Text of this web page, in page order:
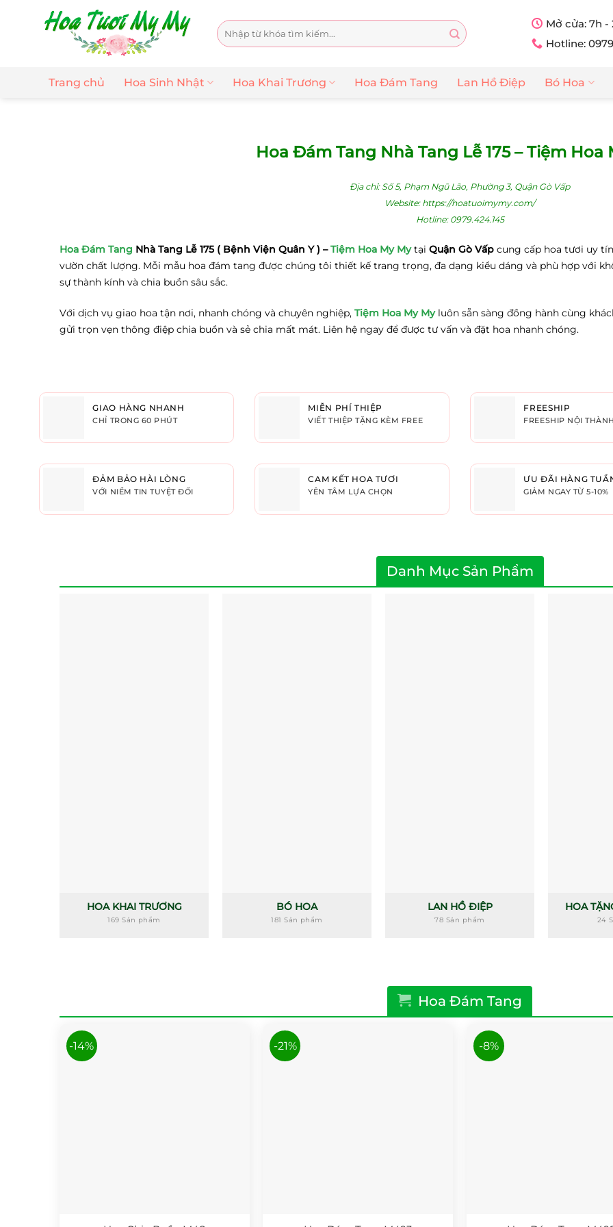
Tìm
kiếm:
Mở cửa: 7h -
Hotline:
Trang chủ Hoa Sinh Nhật Hoa Khai Trương Hoa Đám Tang Lan Hồ Điệp Bó Hoa
Hoa Đám Tang Nhà Tang Lễ 175 – Tiệm Hoa
Địa chỉ: Số 5, Phạm Ngũ Lão, Phường 3, Quận Gò Vấp
Website: https://hoatuoimymy.com/
Hotline: 0979.424.145
Hoa Đám Tang Nhà Tang Lễ 175 ( Bệnh Viện Quân Y ) –Tiệm Hoa My Mytại Quận Gò Vấp cung cấp hoa tươi uy
vườn chất lượng. Mỗi mẫu hoa đám tang được chúng tôi thiết kế trang trọng, đa dạng kiểu dáng và phù hợp với
sự thành kính và chia buồn sâu sắc.
Với dịch vụ giao hoa tận nơi, nhanh chóng và chuyên nghiệp, Tiệm Hoa My Myluôn sẵn sàng đồng hành cùng
gửi trọn vẹn thông điệp chia buồn và sẻ chia mất mát. Liên hệ ngay để được tư vấn và đặt hoa nhanh chóng.
GIAO HÀNG NHANH
CHỈ TRONG 60 PHÚT
MIỄN PHÍ THIỆP
VIẾT THIỆP TẶNG KÈM FREE
FREESHIP
FREESHIP NỘI
ĐẢM BẢO HÀI LÒNG
VỚI NIỀM TIN TUYỆT ĐỐI
CAM KẾT HOA TƯƠI
YÊN TÂM LỰA CHỌN
ƯU ĐÃI HÀNG
GIẢM NGAY TỪ 5-10%
Danh Mục Sản Phẩm
HOA KHAI TRƯƠNG
169 Sản phẩm
BÓ HOA
181 Sản phẩm
LAN HỒ ĐIỆP
78 Sản phẩm
HOA
24
Hoa Đám Tang
-14% -21% -8%